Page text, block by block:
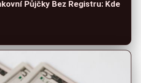
Půjčky Bez Registru: Kde